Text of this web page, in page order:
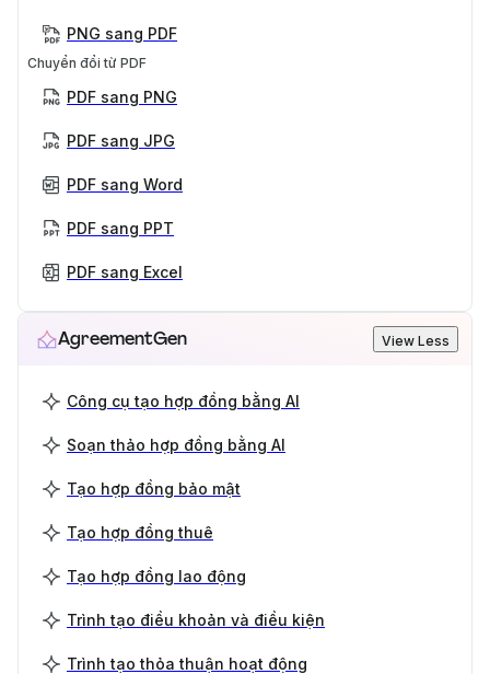
PNG sang PDF
Chuyển đổi từ PDF
PDF sang PNG
PDF sang JPG
PDF sang Word
PDF sang PPT
PDF sang Excel
AgreementGen View Less
Công cụ tạo hợp đồng bằng AI
Soạn thảo hợp đồng bằng AI
Tạo hợp đồng bảo mật
Tạo hợp đồng thuê
Tạo hợp đồng lao động
Trình tạo điều khoản và điều kiện
Trình tạo thỏa thuận hoạt động